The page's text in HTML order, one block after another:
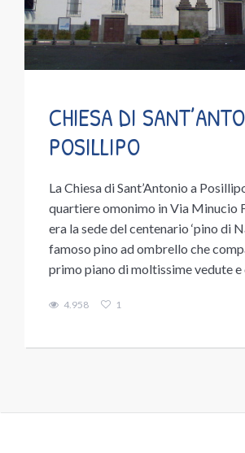
CHIESA DI
POSILLIPO
La Chiesa di Sant’Antonio a
quartiere omonimo in Via Minucio
era la sede del centenario ‘pino di
famoso pino ad ombrello che
primo piano di moltissime vedute
4.958 1